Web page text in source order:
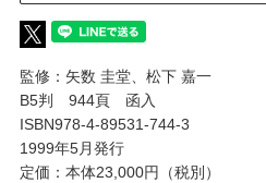
監修：矢数 圭堂、松下 嘉一
B5判 944頁 函入
ISBN978-4-89531-744-3
1999年5月発行
定価：本体23,000円（税別）